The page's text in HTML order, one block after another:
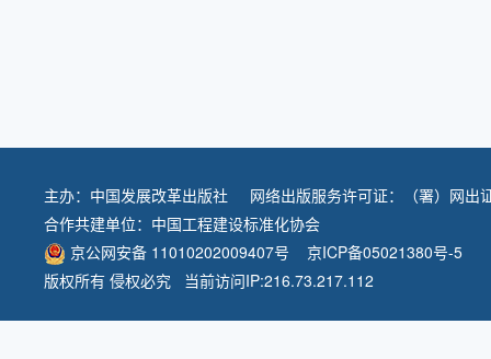
主办： 中国发展改革出版社
网络出版服务许可证：（署）网出
合作共建单位： 中国工程建设标准化协会
京公网安备 11010202009407号
京ICP备05021380号-5
版权所有 侵权必究 当前访问IP:216.73.217.112